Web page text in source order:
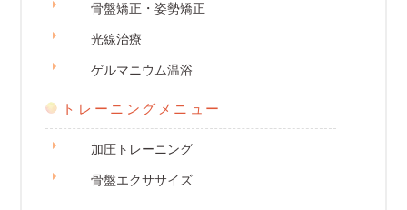
骨盤矯正・姿勢矯正
光線治療
ゲルマニウム温浴
トレーニングメニュー
加圧トレーニング
骨盤エクササイズ